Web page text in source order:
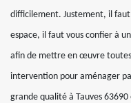
difficilement. Justement, il
espace, il faut vous confier à
afin de mettre en œuvre
intervention pour aménager
grande qualité à Tauves 63690